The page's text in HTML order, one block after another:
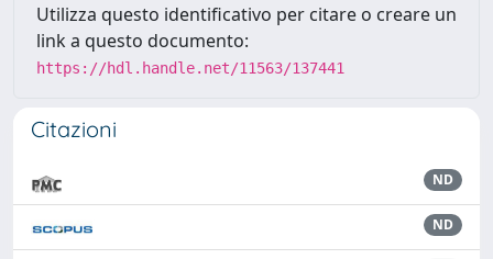
Utilizza questo identificativo per citare o creare un
link a questo documento:
https://hdl.handle.net/11563/137441
Citazioni
ND
ND